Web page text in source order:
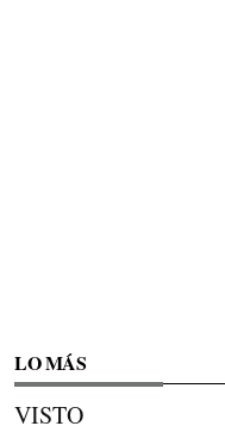
LO MÁS
VISTO